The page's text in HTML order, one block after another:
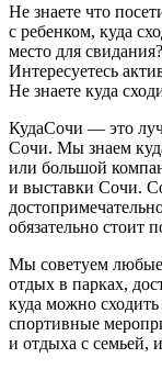
Не знаете что
с ребенком, куда
место для
Интересуетесь
Не знаете куда
КудаСочи — это
Сочи. Мы знаем
или большой
и выставки Сочи.
обязательно стоит
Мы советуем
отдых в парках,
куда можно
спортивные
и отдыха с семьей,